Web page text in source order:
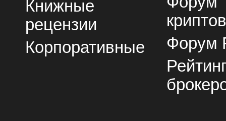
Книжные
рецензии
Корпоративные
Форум